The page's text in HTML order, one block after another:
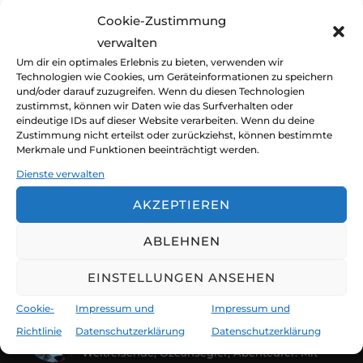
Cookie-Zustimmung
verwalten
Um dir ein optimales Erlebnis zu bieten, verwenden wir
Technologien wie Cookies, um Geräteinformationen zu speichern
und/oder darauf zuzugreifen. Wenn du diesen Technologien
zustimmst, können wir Daten wie das Surfverhalten oder
eindeutige IDs auf dieser Website verarbeiten. Wenn du deine
Zustimmung nicht erteilst oder zurückziehst, können bestimmte
Merkmale und Funktionen beeinträchtigt werden.
Dienste verwalten
AKZEPTIEREN
ABLEHNEN
EINSTELLUNGEN ANSEHEN
Cookie-
Richtlinie
Impressum und
Datenschutzerklärung
Impressum und
Datenschutzerklärung
claudia und jürgen unterwegs
Mai 27,
2026
Keine Kommentare
Die Nordsee. Sie kann beißen, sie kann
betören. Und sie fordert uns jedes mal wieder
heraus. Ein ungemütlicher Törn, ein blinder
Passagier. Hübsche Inseln und neue
Bekanntschaften.
Claudia Jürgen Kirchberger
@fortgeblasen
Weltreisende, Ozeansegler, Abenteurer. Mit